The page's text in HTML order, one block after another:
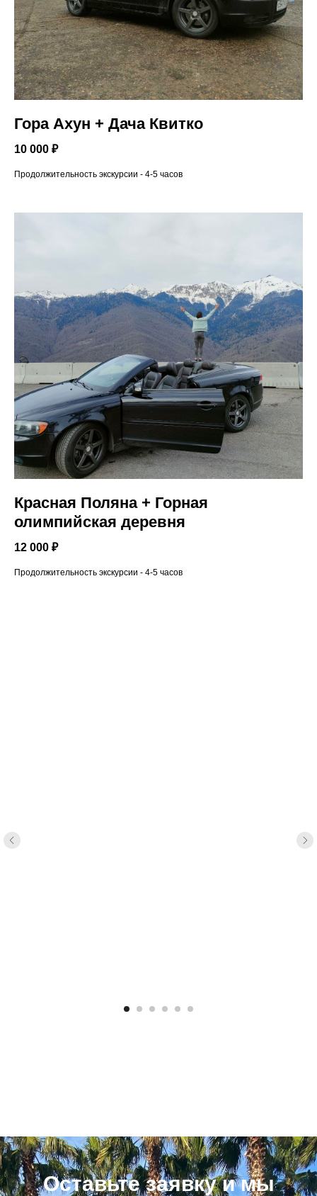
Гора Ахун + Дача Квитко
10 000 ₽
Продолжительность экскурсии - 4-5 часов
Красная Поляна + Горная
олимпийская деревня
12 000 ₽
Продолжительность экскурсии - 4-5 часов
Оставьте заявку и мы